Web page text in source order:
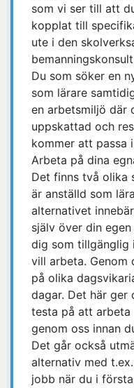
som vi ser till att
kopplat till
ute i den
Du som söker en
som lärare
en arbetsmiljö där
uppskattad och
kommer att passa
Arbeta på dina
Det finns två olika
är anställd som
alternativet
själv över din
dig som tillgänglig
vill arbeta. Genom
på olika
dagar. Det här ger
testa på att
genom oss innan
Det går också
alternativ med
jobb när du i